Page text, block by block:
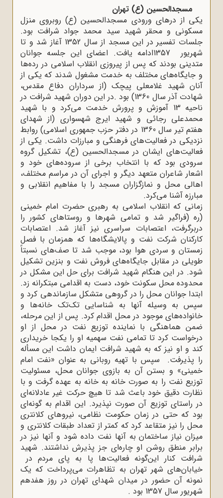
مسجدالحسین (ع) تهران
یکی از درهای ورودی مسجدالحسین (ع) روبروی منزل
مسکونی و محقر شهید سید محمد جواد شرافت بود.
جلسات تفسیر در این مسجد از سال 1352 آغاز شد و تا
شهریور
1357ادامه یافت. اعضای این جلسه جوانان
متدینی بودند که پس از پیروزی انقلاب اسلامی در رده‌ها
و جایگاه‌های مختلف به خدمت مشغول شدند که یکی از
آنان شهید غلامعلی پیچک (از سرداران دفاع مقدس،
شهادت آذر سال 1360) بود
.در این دوران شهید شرافت در
ناحیه 13 آموزش و پرورش خدمت می‌کرد و با شهید
محمدعلی رجائی و شهید ایرج شهسواری (از شهدای
هفتم تیر سال 1360 در دفتر حزب جمهوری اسلامی) روابط
نزدیکی در فعالیت‌های فرهنگی و مبارزات داشت. یکی از
فعالیت‌های ایشان در مسجدالحسین (ع)، تشکیل گروه
سرودی بود که با انتخاب برخی از سروده‌های خود و
اشعار شاعران متعهد دیگر و اجرای آن در مراسم مختلف،
اهالی محل و نمازگزاران مسجد را با مفاهیم انقلابی و
مبارزه آشنا می‌کرد.
زمانی که انقلاب اسلامی به رهبری حضرت امام خمینی
(ره)فراگیر شد و تمامی شهرها و روستاهای کشور را
دربرگرفت، اعتصابات سراسری نیز آغاز شد. اعتصابات
کارکنان شرکت نفت و پالایشگاه‌ها که همزمان با فصل
زمستان و سردی هوا بود، موجب شد تا صف‌های نسبتاً
طویلی در مقابل جایگاه‌های فروش نفت و بنزین تشکیل
شود. در این هنگام شهید شرافت برای حل این مشکل در
محدوده محل سکونت خود، دست به اقدامی مبتکرانه زد.
ابتدا جوانان محل را در گروهی متشکل سازماندهی کرد و
سپس به وسیله آنها به شناسایی تک‌تک خانه‌ها و
خانواده‌های موجود در محل اقدام کرد. پس از این مرحله،
ضمن هماهنگی با نماینده توزیع نفت در محل از او
درخواست کرد تا تمامی نفت سهمیه او را یکجا خریداری
کند و او نیز که به شهید شرافت ایمان داشت این مسأله
را پذیرفت. سپس با تهیه روبانی به عنوان «نفت امام
خمینی» و بستن آن به بازوی جوانان محل، مسئولیت
توزیع نفت را به صورت خانه به خانه به عهده گرفت و با
نظارت دقیق خود باعث شد تا هیچ حرکت غیر عادلانه‌ای
در راستای توزیع آن صورت نپذیرد. این اقدام به گونه‌ای
بود که حتی در زمان حکومت نظامی، نیروهای کلانتری
محل را نیز متقاعد کرد که کمتر از تعداد طبقات کلانتری و
میزان نیاز ساختمان به آنها نفت داده شود و آنها نیز در
برابر منطق روشن او چاره‌ای جز پذیرش نداشتند. شهید
شرافت کنار این‌گونه فعالیت‌ها پا به پای مردم در
خیابان‌های شهر تهران به تظاهرات می‌پرداخت که یک
نمونه آن حضور در میدان شهدای تهران در روز هفدهم
شهریور سال 1357 بود
.